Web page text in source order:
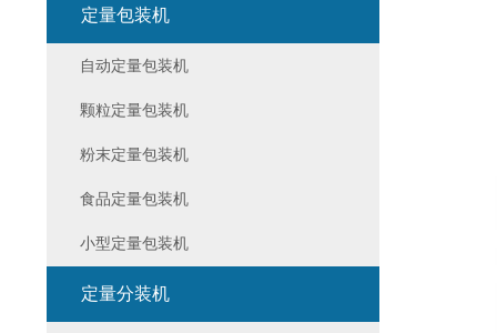
定量包装机
自动定量包装机
颗粒定量包装机
粉末定量包装机
食品定量包装机
小型定量包装机
定量分装机